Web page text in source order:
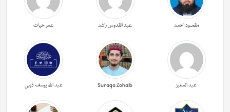
مقصود احمد عبد القدوس راشد عمر حیات
عبد المعیز Suraqa Zohaib عبد اللہ یوسف ذہبی